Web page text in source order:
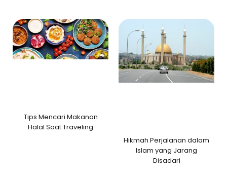
Tips Mencari Makanan
Halal Saat Traveling
Hikmah Perjalanan dalam
Islam yang Jarang
Disadari